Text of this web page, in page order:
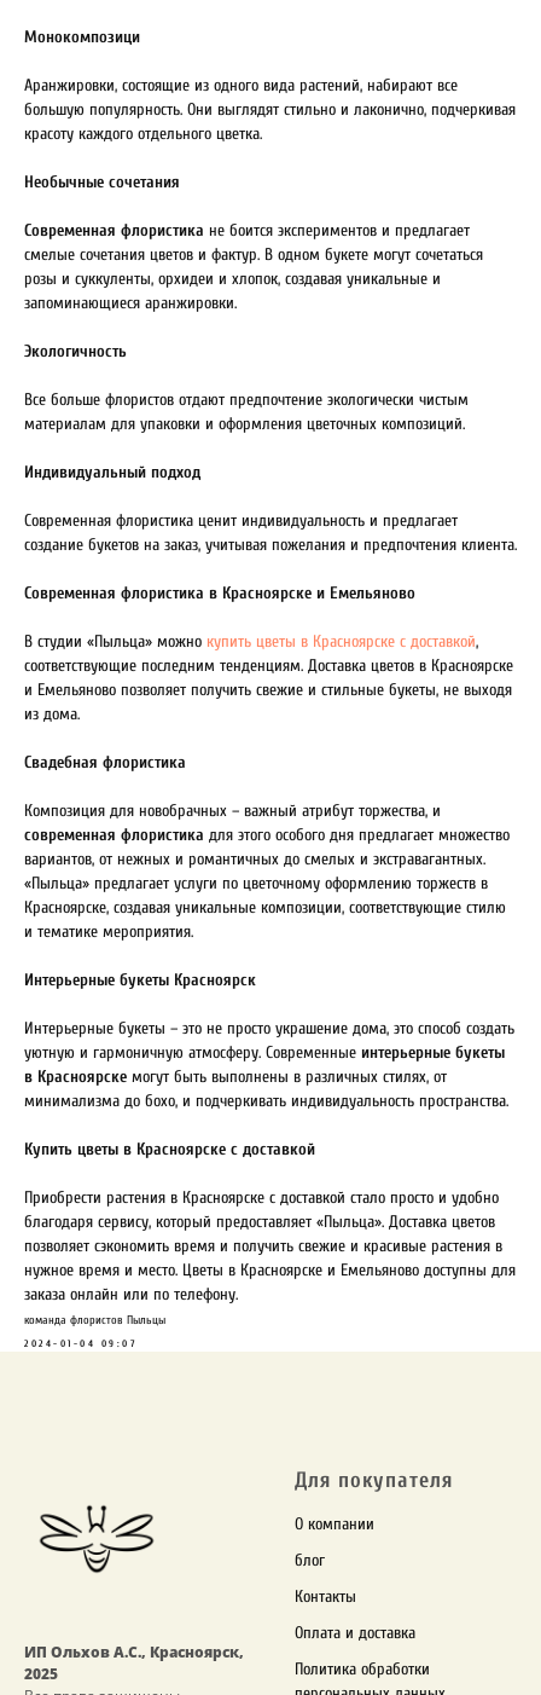
Монокомпозици
Аранжировки, состоящие из одного вида растений, набирают все
большую популярность. Они выглядят стильно и лаконично, подчеркивая
красоту каждого отдельного цветка.
Необычные сочетания
Современная флористика не боится экспериментов и предлагает
смелые сочетания цветов и фактур. В одном букете могут сочетаться
розы и суккуленты, орхидеи и хлопок, создавая уникальные и
запоминающиеся аранжировки.
Экологичность
Все больше флористов отдают предпочтение экологически чистым
материалам для упаковки и оформления цветочных композиций.
Индивидуальный подход
Современная флористика ценит индивидуальность и предлагает
создание букетов на заказ, учитывая пожелания и предпочтения клиента.
Современная флористика в Красноярске и Емельяново
В студии «Пыльца» можно купить цветы в Красноярске с доставкой,
соответствующие последним тенденциям. Доставка цветов в Красноярске
и Емельяново позволяет получить свежие и стильные букеты, не выходя
из дома.
Свадебная флористика
Композиция для новобрачных – важный атрибут торжества, и
современная флористика для этого особого дня предлагает множество
вариантов, от нежных и романтичных до смелых и экстравагантных.
«Пыльца» предлагает услуги по цветочному оформлению торжеств в
Красноярске, создавая уникальные композиции, соответствующие стилю
и тематике мероприятия.
Интерьерные букеты Красноярск
Интерьерные букеты – это не просто украшение дома, это способ создать
уютную и гармоничную атмосферу. Современные интерьерные букеты
в Красноярске могут быть выполнены в различных стилях, от
минимализма до бохо, и подчеркивать индивидуальность пространства.
Купить цветы в Красноярске с доставкой
Приобрести растения в Красноярске с доставкой стало просто и удобно
благодаря сервису, который предоставляет «Пыльца». Доставка цветов
позволяет сэкономить время и получить свежие и красивые растения в
нужное время и место. Цветы в Красноярске и Емельяново доступны для
заказа онлайн или по телефону.
команда флористов Пыльцы
2024-01-04 09:07
ИП Ольхов А.С., Красноярск,
2025
Для покупателя
О компании
блог
Контакты
Оплата и доставка
Политика обработки